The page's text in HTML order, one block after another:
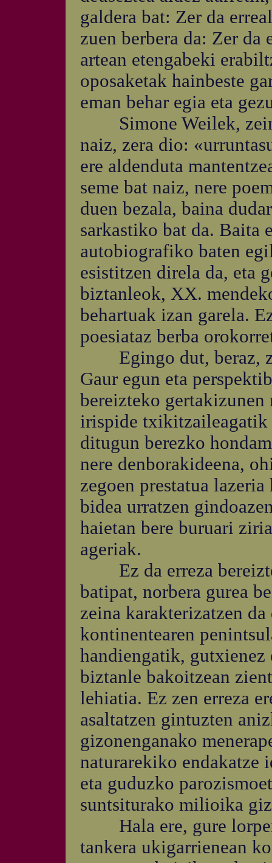
galdera bat: Zer da
zuen berbera da: Zer da
artean etengabeki
oposaketak hainbeste
eman behar egia eta
Simone Weilek,
naiz, zera dio:
ere aldenduta
seme bat naiz, nere
duen bezala, baina
sarkastiko bat da. Baita
autobiografiko baten
esistitzen direla da, eta
biztanleok, XX.
behartuak izan garela.
poesiataz berba
Egingo dut, beraz,
Gaur egun eta
bereizteko gertakizunen
irispide txikitzaileagatik
ditugun berezko
nere denborakideena,
zegoen prestatua
bidea urratzen
haietan bere buruari
ageriak.
Ez da erreza
batipat, norbera gurea
zeina karakterizatzen
kontinentearen
handiengatik, gutxienez
biztanle bakoitzean
lehiatia. Ez zen erreza
asaltatzen gintuzten
gizonenganako
naturarekiko endakatze
eta guduzko
suntsiturako milioika
Hala ere, gure lorpen
tankera ukigarrienean